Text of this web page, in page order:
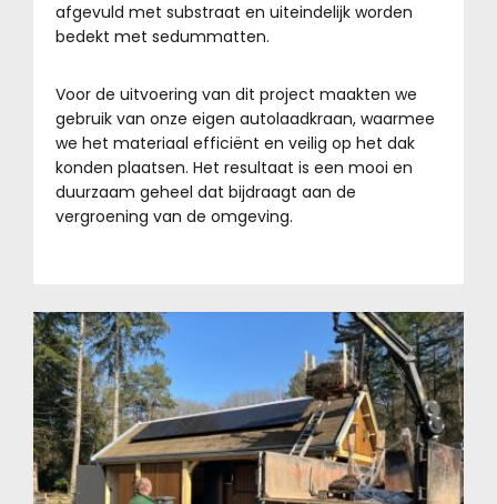
afgevuld met substraat en uiteindelijk worden
bedekt met sedummatten.
Voor de uitvoering van dit project maakten we
gebruik van onze eigen autolaadkraan, waarmee
we het materiaal efficiënt en veilig op het dak
konden plaatsen. Het resultaat is een mooi en
duurzaam geheel dat bijdraagt aan de
vergroening van de omgeving.